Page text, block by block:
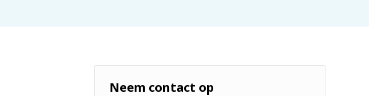
Neem contact op